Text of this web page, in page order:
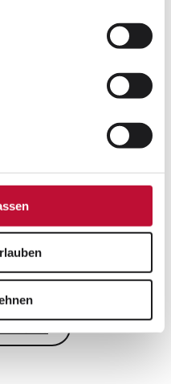
und Voraussetzungen
Sie Gelegenheit,
Werk II:Zur
den Themen